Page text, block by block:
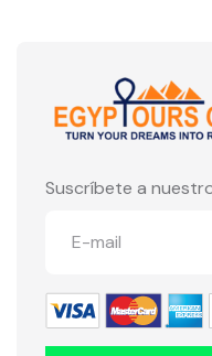
Suscríbete a